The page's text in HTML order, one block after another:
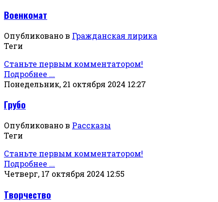
Военкомат
Опубликовано в Гражданская лирика
Теги
Станьте первым комментатором!
Подробнее ...
Понедельник, 21 октября 2024 12:27
Грубо
Опубликовано в Рассказы
Теги
Станьте первым комментатором!
Подробнее ...
Четверг, 17 октября 2024 12:55
Творчество